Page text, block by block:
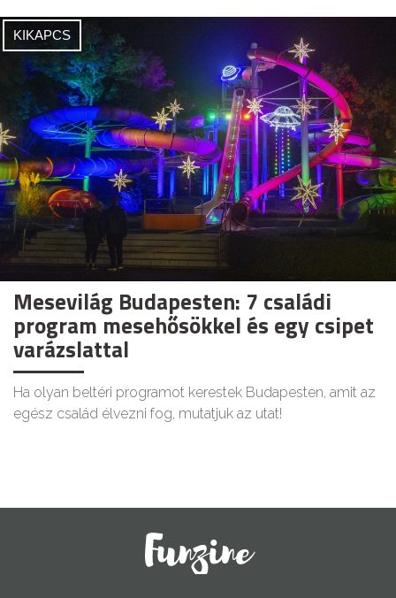
KIKAPCS
Mesevilág Budapesten: 7 családi
program mesehősökkel és egy csipet
varázslattal
Ha olyan beltéri programot kerestek Budapesten, amit az
egész család élvezni fog, mutatjuk az utat!